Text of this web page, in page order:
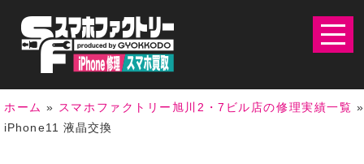
ホーム » スマホファクトリー旭川2・7ビル店の修理実績一覧 »
iPhone11 液晶交換